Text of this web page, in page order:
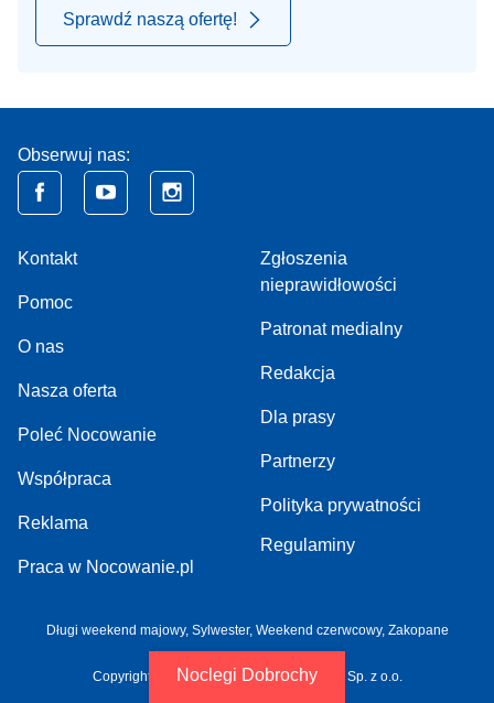
Noclegi Dobrochy
Sprawdź naszą ofertę!
Obserwuj nas:
Kontakt
Pomoc
O nas
Nasza oferta
Poleć Nocowanie
Współpraca
Reklama
Praca w Nocowanie.pl
Zgłoszenia
nieprawidłowości
Patronat medialny
Redakcja
Dla prasy
Partnerzy
Polityka prywatności
Regulaminy
Długi weekend majowy, Sylwester, Weekend czerwcowy, Zakopane
Copyright 2005-2026 by NOCOWANIE.PL Sp. z o.o.